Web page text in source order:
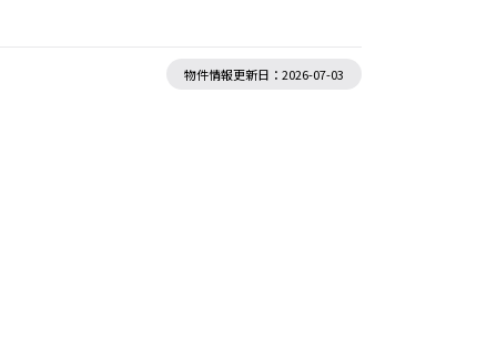
物件情報更新日：2026-07-03